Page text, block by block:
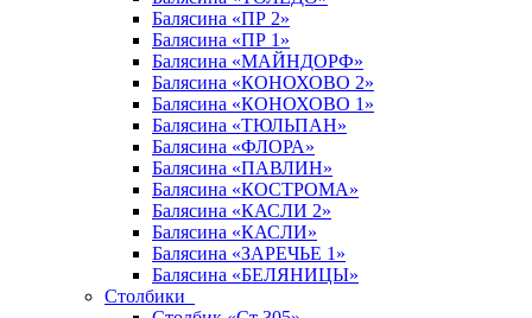
Балясина «ПР 2»
Балясина «ПР 1»
Балясина «МАЙНДОРФ»
Балясина «КОНОХОВО 2»
Балясина «КОНОХОВО 1»
Балясина «ТЮЛЬПАН»
Балясина «ФЛОРА»
Балясина «ПАВЛИН»
Балясина «КОСТРОМА»
Балясина «КАСЛИ 2»
Балясина «КАСЛИ»
Балясина «ЗАРЕЧЬЕ 1»
Балясина «БЕЛЯНИЦЫ»
Столбики